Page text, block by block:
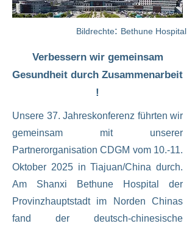
Bildrechte: Bethune Hospital
Verbessern wir gemeinsam
Gesundheit durch Zusammenarbeit
!
Unsere 37. Jahreskonferenz führten wir
gemeinsam mit unserer
Partnerorganisation CDGM vom 10.-11.
Oktober 2025 in Tiajuan/China durch.
Am Shanxi Bethune Hospital der
Provinzhauptstadt im Norden Chinas
fand der deutsch-chinesische